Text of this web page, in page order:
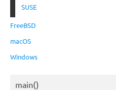
SUSE
FreeBSD
macOS
Windows
main()